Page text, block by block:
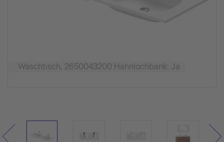
Waschtisch, 2650043200 Hahnlochbank: Ja